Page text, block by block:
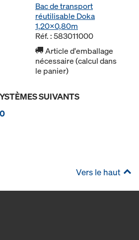
Bac de transport
réutilisable Doka
1,20x0,80m
Réf. : 583011000
Article d'emballage
nécessaire (calcul dans
le panier)
SUIVANTS
Vers le haut